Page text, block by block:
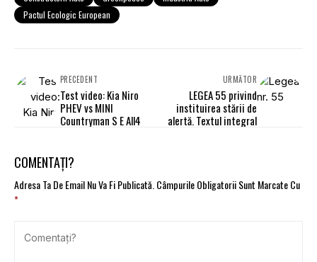
Pactul Ecologic European
PRECEDENT
Test video: Kia Niro
PHEV vs MINI
Countryman S E All4
URMĂTOR
LEGEA 55 privind
instituirea stării de
alertă. Textul integral
COMENTAȚI?
Adresa Ta De Email Nu Va Fi Publicată.Câmpurile Obligatorii Sunt Marcate Cu
*